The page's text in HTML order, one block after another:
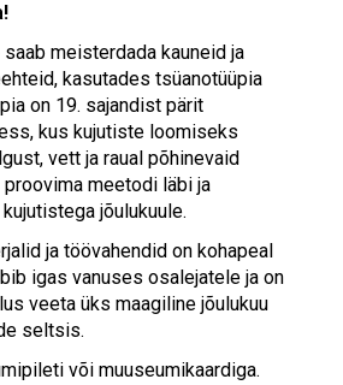
meisterdada kauneid ja
kasutades tsüanotüüpia
on 19. sajandist pärit
kus kujutiste loomiseks
vett ja raual põhinevaid
meetodi läbi ja
jõulukuule.
ja töövahendid on kohapeal
igas vanuses osalejatele ja on
veeta üks maagiline jõulukuu
seltsis.
või muuseumikaardiga.